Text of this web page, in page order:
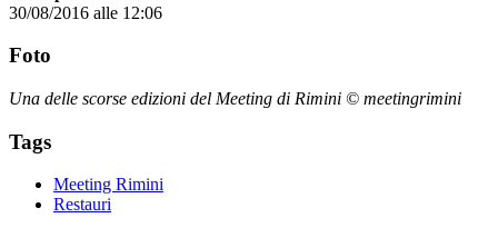
30/08/2016 alle 12:06
Foto
Una delle scorse edizioni del Meeting di Rimini © meetingrimini
Tags
Meeting Rimini
Restauri